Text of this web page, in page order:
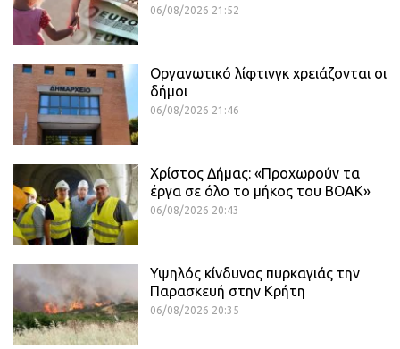
06/08/2026 21:52
Οργανωτικό λίφτινγκ χρειάζονται οι
δήμοι
06/08/2026 21:46
Χρίστος Δήμας: «Προχωρούν τα
έργα σε όλο το μήκος του ΒΟΑΚ»
06/08/2026 20:43
Υψηλός κίνδυνος πυρκαγιάς την
Παρασκευή στην Κρήτη
06/08/2026 20:35